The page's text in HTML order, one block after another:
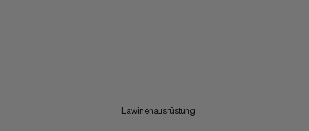
Lawinenausrüstung